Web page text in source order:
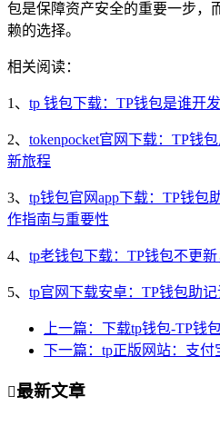
包是保障资产安全的重要一步，
赖的选择。
相关阅读：
1、 tp 钱包下载：TP钱包是谁开
2、 tokenpocket官网下载：TP钱
新旅程
3、 tp钱包官网app下载：TP钱包
作指南与重要性
4、 tp老钱包下载：TP钱包不更
5、 tp官网下载安卓：TP钱包助
上一篇：下载tp钱包-TP钱
下一篇：tp正版网站：支
最新文章